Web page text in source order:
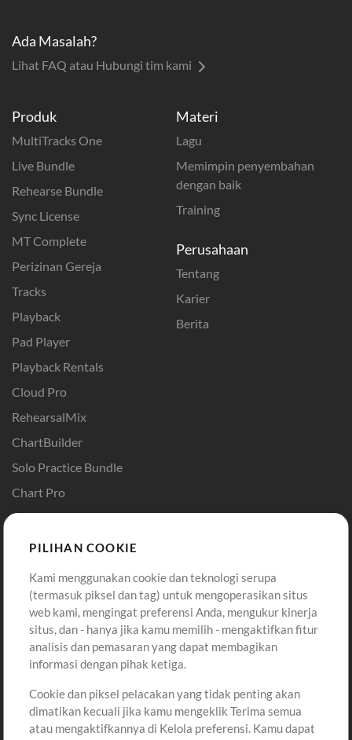
Produk
MultiTracks One
Live Bundle
Rehearse Bundle
Sync License
MT Complete
Perizinan Gereja
Tracks
Playback
Pad Player
Playback Rentals
Cloud Pro
RehearsalMix
ChartBuilder
Solo Practice Bundle
Chart Pro
Template ProPresenter
Sound
Materi
Lagu
Memimpin penyembahan
dengan baik
Training
Perusahaan
Tentang
Karier
Berita
Pembelian
Beli Kredit
Konten Gratis
Permintaan Lagu
Lain-lain
Sesi
Akun
Masuk
Daftar
Lihat Keranjang
Ada Masalah?
Lihat FAQ atau Hubungi tim kami
PILIHAN COOKIE
Kami menggunakan cookie dan teknologi serupa
(termasuk piksel dan tag) untuk mengoperasikan situs
web kami, mengingat preferensi Anda, mengukur kinerja
situs, dan - hanya jika kamu memilih - mengaktifkan fitur
analisis dan pemasaran yang dapat membagikan
informasi dengan pihak ketiga.
Cookie dan piksel pelacakan yang tidak penting akan
dimatikan kecuali jika kamu mengeklik Terima semua
atau mengaktifkannya di Kelola preferensi. Kamu dapat